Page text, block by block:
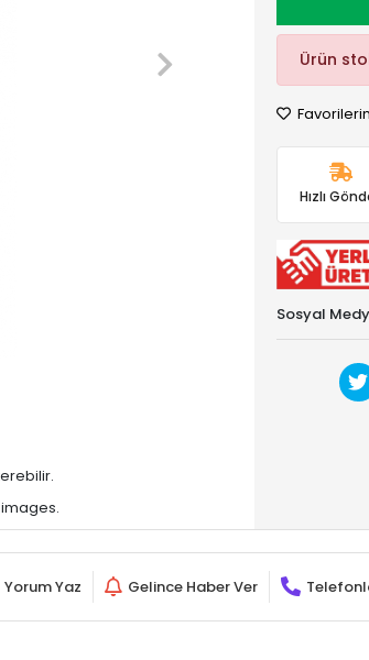
Ürün
Hızlı
Sosyal
Yorum Yaz Gelince Haber Ver